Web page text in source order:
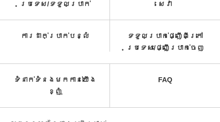
ប្រទេស/ទទួល​ប្រាក់​
សេវា​
ការដាក់ប្រាក់បន្លំ
ទទួលប្រាក់ផ្ញើពីក្រៅ
ប្រទេស/ផ្ញើប្រាក់ចេញ
ទំនាក់ទំនងមកកាន់យើង
ខ្ញុំ
FAQ